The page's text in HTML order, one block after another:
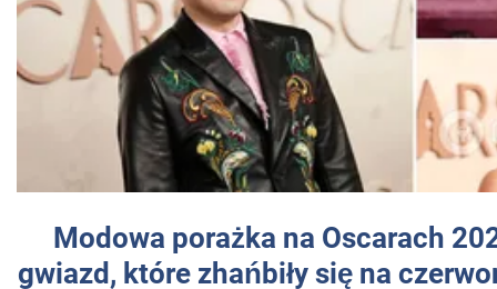
Modowa porażka na Oscarach
gwiazd, które zhańbiły się na